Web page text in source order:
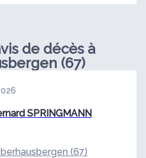
de décès à
(67)
SPRINGMANN
(67)